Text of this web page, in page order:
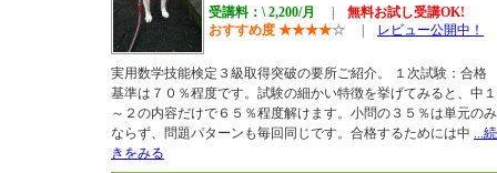
受講料：\ 2,200/月
無料お試し受講OK!
おすすめ度 ★★★★☆ レビュー公開中！
実用数学技能検定３級取得突破の要所ご紹介。 １次試験：合格
基準は７０％程度です。試験の細かい特徴を挙げてみると、中１
～２の内容だけで６５％程度解けます。小問の３５％は単元のみ
ならず、問題パターンも毎回同じです。合格するためには中 ...続
きをみる